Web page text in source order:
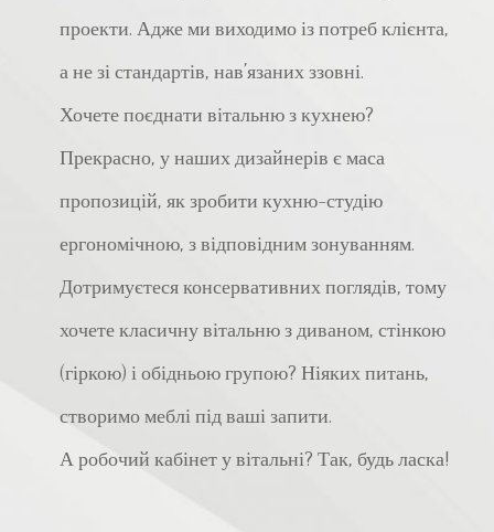
проекти. Адже ми виходимо із потреб клієнта,
а не зі стандартів, нав’язаних ззовні.
Хочете поєднати вітальню з кухнею?
Прекрасно, у наших дизайнерів є маса
пропозицій, як зробити кухню-студію
ергономічною, з відповідним зонуванням.
Дотримуєтеся консервативних поглядів, тому
хочете класичну вітальню з диваном, стінкою
(гіркою) і обідньою групою? Ніяких питань,
створимо меблі під ваші запити.
А робочий кабінет у вітальні? Так, будь ласка!